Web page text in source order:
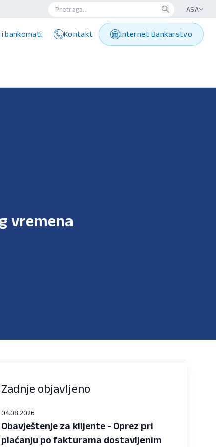
ASA
bankomati Kontakt Internet Bankarstvo
vremena
Zadnje objavljeno
04.08.2026
Obavještenje za klijente - Oprez pri
plaćanju po fakturama dostavljenim